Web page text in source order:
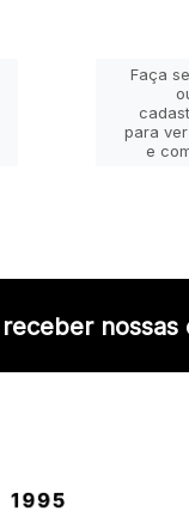
Faça
para
e
nossas